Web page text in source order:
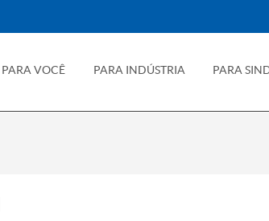
PARA VOCÊ PARA INDÚSTRIA PARA